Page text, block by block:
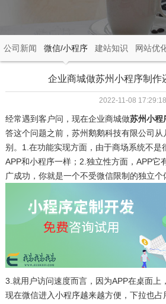
公司新闻 微信/小程序 建站知识 网站优
企业商城做苏州小程序制作
2022-11-08 17:29:18
经常遇到客户问，现在企业商城做苏州小程
答这个问题之前，苏州鹅鹅科技有限公司
别。1.在功能实现方面，由于商场系统不是
APP和小程序一样；2.独立性方面，APP它
广成功，你就是一个不受微信限制的独立个
3.就用户访问速度而言，因为APP在桌面上
现在微信进入小程序越来越方便，下拉也占